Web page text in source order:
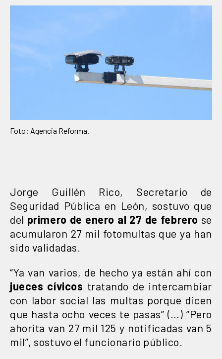
Foto: Agencia Reforma.
Jorge Guillén Rico, Secretario de
Seguridad Pública en León, sostuvo que
del primero de enero al 27 de febrero se
acumularon 27 mil fotomultas que ya han
sido validadas.
“Ya van varios, de hecho ya están ahí con
jueces cívicos tratando de intercambiar
con labor social las multas porque dicen
que hasta ocho veces te pasas” (…) “Pero
ahorita van 27 mil 125 y notificadas van 5
mil”, sostuvo el funcionario público.